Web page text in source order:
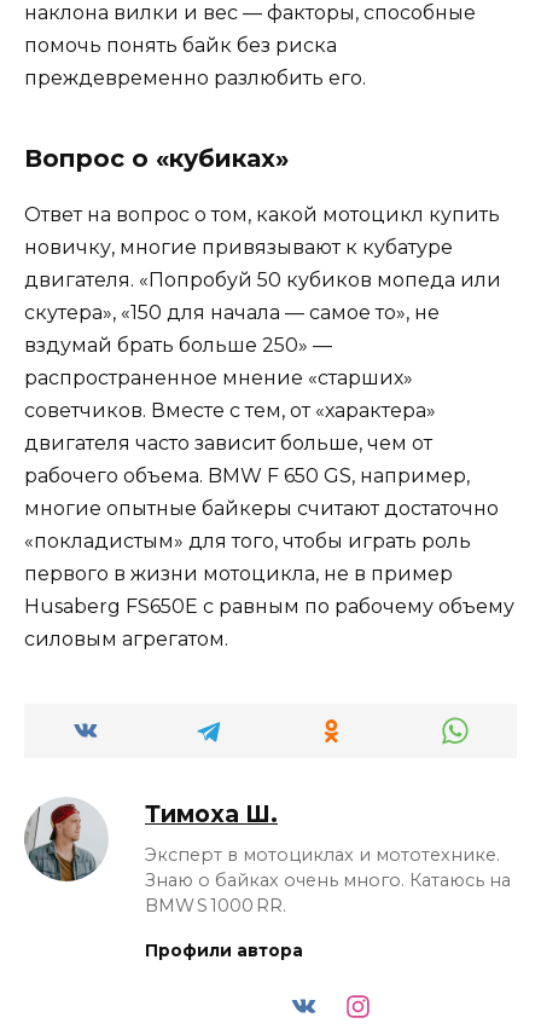
наклона вилки и вес — факторы, способные
помочь понять байк без риска
преждевременно разлюбить его.
Вопрос о «кубиках»
Ответ на вопрос о том, какой мотоцикл купить
новичку, многие привязывают к кубатуре
двигателя. «Попробуй 50 кубиков мопеда или
скутера», «150 для начала — самое то», не
вздумай брать больше 250» —
распространенное мнение «старших»
советчиков. Вместе с тем, от «характера»
двигателя часто зависит больше, чем от
рабочего объема. BMW F 650 GS, например,
многие опытные байкеры считают достаточно
«покладистым» для того, чтобы играть роль
первого в жизни мотоцикла, не в пример
Husaberg FS650E с равным по рабочему объему
силовым агрегатом.
Тимоха Ш.
Эксперт в мотоциклах и мототехнике.
Знаю о байках очень много. Катаюсь на
BMW S 1000 RR.
Профили автора